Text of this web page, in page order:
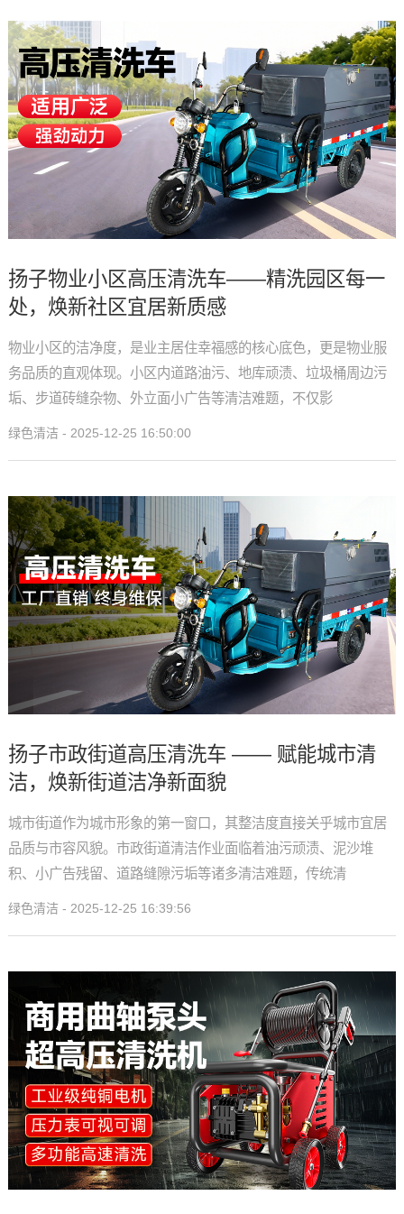
扬子物业小区高压清洗车——精洗园区每一
处，焕新社区宜居新质感
物业小区的洁净度，是业主居住幸福感的核心底色，更是物业服
务品质的直观体现。小区内道路油污、地库顽渍、垃圾桶周边污
垢、步道砖缝杂物、外立面小广告等清洁难题，不仅影
绿色清洁 - 2025-12-25 16:50:00
扬子市政街道高压清洗车 —— 赋能城市清
洁，焕新街道洁净新面貌
城市街道作为城市形象的第一窗口，其整洁度直接关乎城市宜居
品质与市容风貌。市政街道清洁作业面临着油污顽渍、泥沙堆
积、小广告残留、道路缝隙污垢等诸多清洁难题，传统清
绿色清洁 - 2025-12-25 16:39:56